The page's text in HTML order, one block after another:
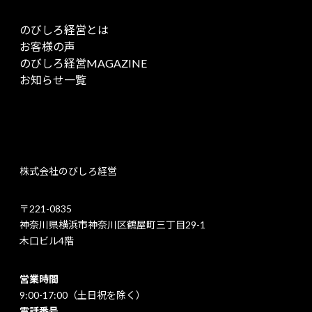
のびしろ経営とは
お客様の声
のびしろ経営MAGAZINE
お知らせ一覧
株式会社のびしろ経営
〒221-0835
神奈川県横浜市神奈川区鶴屋町三丁目29-1
木口ビル4階
営業時間
9:00-17:00（土日祝を除く）